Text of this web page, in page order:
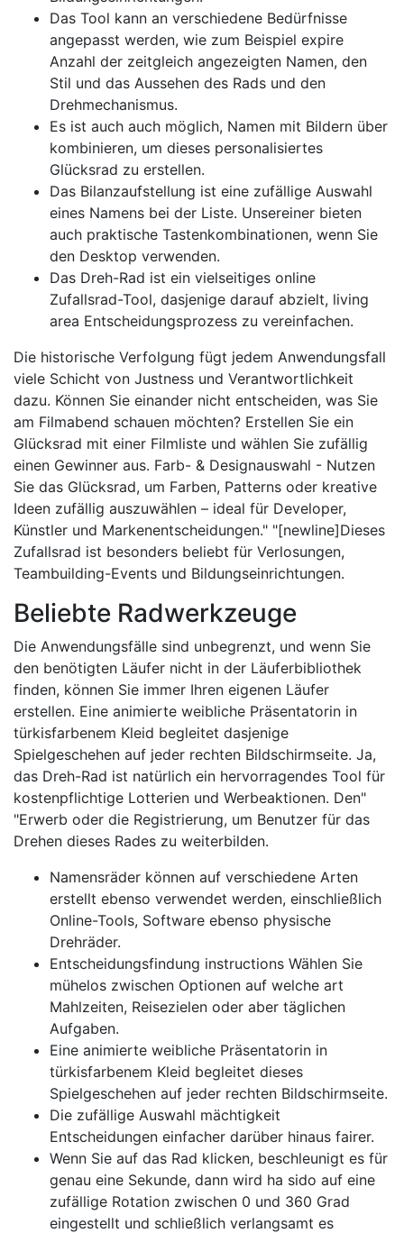
Das Tool kann an verschiedene Bedürfnisse
angepasst werden, wie zum Beispiel expire
Anzahl der zeitgleich angezeigten Namen, den
Stil und das Aussehen des Rads und den
Drehmechanismus.
Es ist auch auch möglich, Namen mit Bildern über
kombinieren, um dieses personalisiertes
Glücksrad zu erstellen.
Das Bilanzaufstellung ist eine zufällige Auswahl
eines Namens bei der Liste. Unsereiner bieten
auch praktische Tastenkombinationen, wenn Sie
den Desktop verwenden.
Das Dreh-Rad ist ein vielseitiges online
Zufallsrad-Tool, dasjenige darauf abzielt, living
area Entscheidungsprozess zu vereinfachen.
Die historische Verfolgung fügt jedem Anwendungsfall
viele Schicht von Justness und Verantwortlichkeit
dazu. Können Sie einander nicht entscheiden, was Sie
am Filmabend schauen möchten? Erstellen Sie ein
Glücksrad mit einer Filmliste und wählen Sie zufällig
einen Gewinner aus. Farb- & Designauswahl - Nutzen
Sie das Glücksrad, um Farben, Patterns oder kreative
Ideen zufällig auszuwählen – ideal für Developer,
Künstler und Markenentscheidungen." "[newline]Dieses
Zufallsrad ist besonders beliebt für Verlosungen,
Teambuilding-Events und Bildungseinrichtungen.
Beliebte Radwerkzeuge
Die Anwendungsfälle sind unbegrenzt, und wenn Sie
den benötigten Läufer nicht in der Läuferbibliothek
finden, können Sie immer Ihren eigenen Läufer
erstellen. Eine animierte weibliche Präsentatorin in
türkisfarbenem Kleid begleitet dasjenige
Spielgeschehen auf jeder rechten Bildschirmseite. Ja,
das Dreh-Rad ist natürlich ein hervorragendes Tool für
kostenpflichtige Lotterien und Werbeaktionen. Den"
"Erwerb oder die Registrierung, um Benutzer für das
Drehen dieses Rades zu weiterbilden.
Namensräder können auf verschiedene Arten
erstellt ebenso verwendet werden, einschließlich
Online-Tools, Software ebenso physische
Drehräder.
Entscheidungsfindung instructions Wählen Sie
mühelos zwischen Optionen auf welche art
Mahlzeiten, Reisezielen oder aber täglichen
Aufgaben.
Eine animierte weibliche Präsentatorin in
türkisfarbenem Kleid begleitet dieses
Spielgeschehen auf jeder rechten Bildschirmseite.
Die zufällige Auswahl mächtigkeit
Entscheidungen einfacher darüber hinaus fairer.
Wenn Sie auf das Rad klicken, beschleunigt es für
genau eine Sekunde, dann wird ha sido auf eine
zufällige Rotation zwischen 0 und 360 Grad
eingestellt und schließlich verlangsamt es